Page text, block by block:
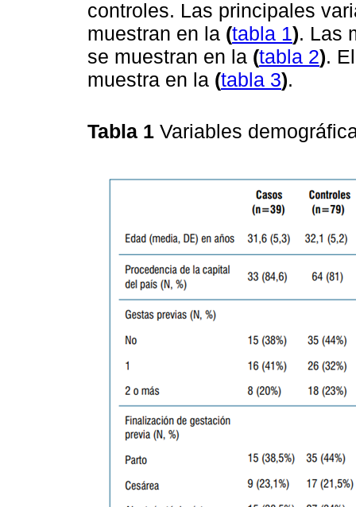
controles. Las principales
muestran en la (tabla 1). Las
se muestran en la (tabla 2).
muestra en la (tabla 3).
Tabla 1 Variables